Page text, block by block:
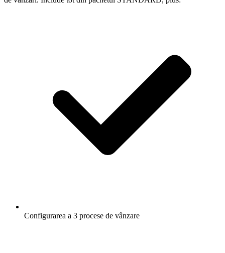
Configurarea a 3 procese de vânzare